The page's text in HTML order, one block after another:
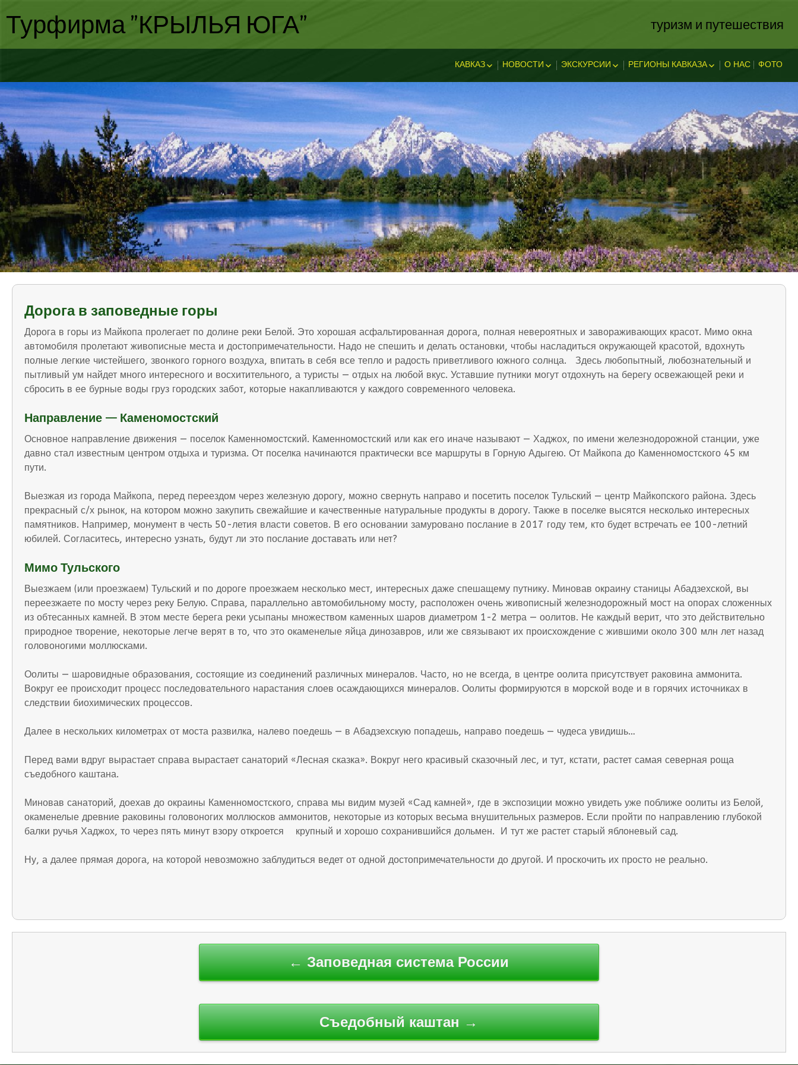
Турфирма "КРЫЛЬЯ ЮГА" туризм и путешествия
КАВКАЗ
ДОСТОПРИМЕЧАТЕЛЬНОСТ
КАВКАЗСКИЕ МИНЕРАЛЬНЫЕ
НОВОСТИ ЭКСКУРСИИ РЕГИОНЫ КАВКАЗА
ЛЕГЕНДЫ АДЫГЕИ
ДАГЕСТАН
ИНГУШЕТИЯ
КУБАНЬ
КАБАРДИНО-БАЛКАРИЯ
КАРАЧАЕВО-ЧЕРКЕССИЯ
ОСЕТИЯ
О НАС ФОТО
Дорога в заповедные горы
Дорога в горы из Майкопа пролегает по долине реки Белой. Это хорошая асфальтированная дорога, полная невероятных и завораживающих красот. Мимо окна
автомобиля пролетают живописные места и достопримечательности. Надо не спешить и делать остановки, чтобы насладиться окружающей красотой, вдохнуть
полные легкие чистейшего, звонкого горного воздуха, впитать в себя все тепло и радость приветливого южного солнца. Здесь любопытный, любознательный и
пытливый ум найдет много интересного и восхитительного, а туристы — отдых на любой вкус. Уставшие путники могут отдохнуть на берегу освежающей реки и
сбросить в ее бурные воды груз городских забот, которые накапливаются у каждого современного человека.
Направление — Каменомостский
Основное направление движения — поселок Каменномостский. Каменномостский или как его иначе называют — Хаджох, по имени железнодорожной станции, уже
давно стал известным центром отдыха и туризма. От поселка начинаются практически все маршруты в Горную Адыгею. От Майкопа до Каменномостского 45 км
пути.
Выезжая из города Майкопа, перед переездом через железную дорогу, можно свернуть направо и посетить поселок Тульский — центр Майкопского района. Здесь
прекрасный с/х рынок, на котором можно закупить свежайшие и качественные натуральные продукты в дорогу. Также в поселке высятся несколько интересных
памятников. Например, монумент в честь 50-летия власти советов. В его основании замуровано послание в 2017 году тем, кто будет встречать ее 100-летний
юбилей. Согласитесь, интересно узнать, будут ли это послание доставать или нет?
Мимо Тульского
Выезжаем (или проезжаем) Тульский и по дороге проезжаем несколько мест, интересных даже спешащему путнику. Миновав окраину станицы Абадзехской, вы
переезжаете по мосту через реку Белую. Справа, параллельно автомобильному мосту, расположен очень живописный железнодорожный мост на опорах сложенных
из обтесанных камней. В этом месте берега реки усыпаны множеством каменных шаров диаметром 1-2 метра — оолитов. Не каждый верит, что это действительно
природное творение, некоторые легче верят в то, что это окаменелые яйца динозавров, или же связывают их происхождение с жившими около 300 млн лет назад
головоногими моллюсками.
Оолиты — шаровидные образования, состоящие из соединений различных минералов. Часто, но не всегда, в центре оолита присутствует раковина аммонита.
Вокруг ее происходит процесс последовательного нарастания слоев осаждающихся минералов. Оолиты формируются в морской воде и в горячих источниках в
следствии биохимических процессов.
Далее в нескольких километрах от моста развилка, налево поедешь — в Абадзехскую попадешь, направо поедешь — чудеса увидишь…
Перед вами вдруг вырастает справа вырастает санаторий «Лесная сказка». Вокруг него красивый сказочный лес, и тут, кстати, растет самая северная роща
съедобного каштана.
Миновав санаторий, доехав до окраины Каменномостского, справа мы видим музей «Сад камней», где в экспозиции можно увидеть уже поближе оолиты из Белой,
окаменелые древние раковины головоногих моллюсков аммонитов, некоторые из которых весьма внушительных размеров. Если пройти по направлению глубокой
балки ручья Хаджох, то через пять минут взору откроется крупный и хорошо сохранившийся дольмен. И тут же растет старый яблоневый сад.
Ну, а далее прямая дорога, на которой невозможно заблудиться ведет от одной достопримечательности до другой. И проскочить их просто не реально.
Съедобный каштан →
← Заповедная система России